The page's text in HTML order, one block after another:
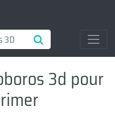
3d pour